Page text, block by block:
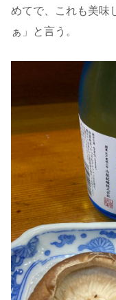
めてで、これも美味
ぁ」と言う。